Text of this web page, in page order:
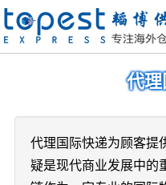
代
代理国际快递为顾客提
疑是现代商业发展中的